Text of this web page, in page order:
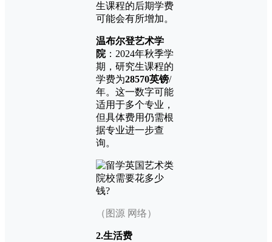
生课程的后期学费
可能会有所增加。
温布尔登艺术学
院：2024年秋季学
期，研究生课程的
学费为28570英镑/
年。这一数字可能
适用于多个专业，
但具体费用仍需根
据专业进一步查
询。
（图源 网络）
2.生活费